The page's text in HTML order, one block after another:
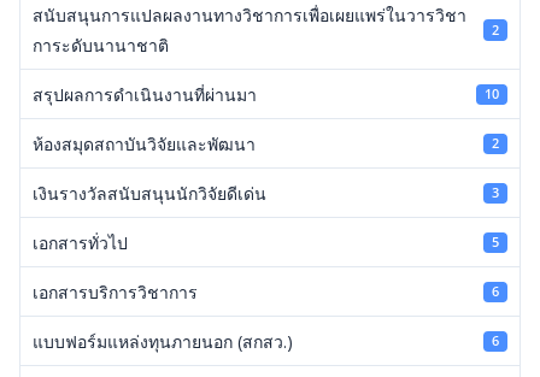
สนับสนุนการแปลผลงานทางวิชาการเพื่อเผยแพร่ในวารวิชา
การะดับนานาชาติ
2
สรุปผลการดำเนินงานที่ผ่านมา 10
ห้องสมุดสถาบันวิจัยและพัฒนา 2
เงินรางวัลสนับสนุนนักวิจัยดีเด่น 3
เอกสารทั่วไป 5
เอกสารบริการวิชาการ 6
แบบฟอร์มแหล่งทุนภายนอก (สกสว.) 6